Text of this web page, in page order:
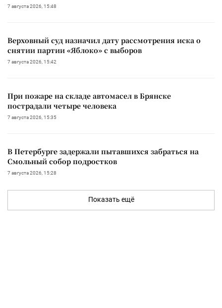
7 августа 2026, 15:48
Верховный суд назначил дату рассмотрения иска о
снятии партии «Яблоко» с выборов
7 августа 2026, 15:42
При пожаре на складе автомасел в Брянске
пострадали четыре человека
7 августа 2026, 15:35
В Петербурге задержали пытавшихся забраться на
Смольный собор подростков
7 августа 2026, 15:28
Показать ещё